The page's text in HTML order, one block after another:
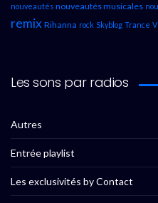
nouveautés nouveautés musicales
remix Rihanna rock Skyblog Trance
Les sons par radios
Autres
Entrée playlist
Les exclusivités by Contact